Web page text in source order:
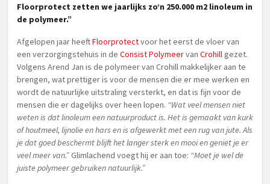
Floorprotect zetten we jaarlijks zo’n 250.000 m2 linoleum in
de polymeer.”
Afgelopen jaar heeftFloorprotectvoor het eerst de vloer van
een verzorgingstehuis in de Consist Polymeervan Crohill gezet.
Volgens Arend Jan is de polymeer van Crohill makkelijker aan te
brengen, wat prettiger is voor de mensen die er mee werken en
wordt de natuurlijke uitstraling versterkt, en dat is fijn voor de
mensen die er dagelijks over heen lopen. “Wat veel mensen niet
weten is dat linoleum een natuurproduct is. Het is gemaakt van kurk
of houtmeel, lijnolie en hars en is afgewerkt met een rug van jute. Als
je dat goed beschermt blijft het langer sterk en mooi en geniet je er
veel meer van.”Glimlachend voegt hij er aan toe: “Moet je wel de
juiste polymeer gebruiken natuurlijk.”